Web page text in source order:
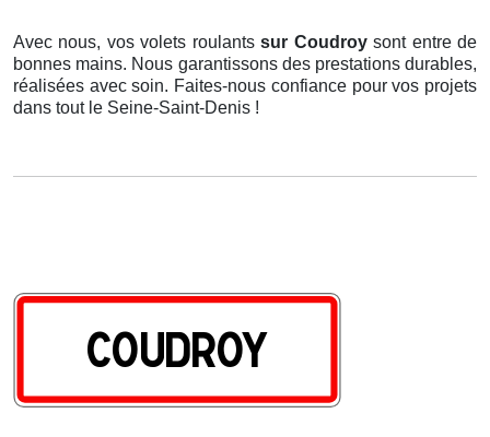
Avec nous, vos volets roulantssur Coudroysont entre de
bonnes mains. Nous garantissons des prestations durables,
réalisées avec soin. Faites-nous confiance pour vos projets
dans tout le Seine-Saint-Denis !